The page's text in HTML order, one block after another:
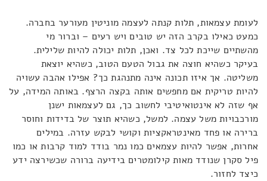
לעומת עצמאות, תלות קנתה לעצמה מוניטין מעורער בחברה.
כמעט כאילו בקרב הזה יש טובים ויש רעים – וברור מי
מהשתיים שייכת לכל צד. ואכן, תלות יכולה להיות שלילית.
בעיקר כשהיא חוצה את גבול הטעם הטוב, כשהיא יוצאת
משליטה. אך איזו תכונה אינה מתנהגת כך? אפילו אהבה עשויה
להיות טריקית אם מחפשים אותה בקצה הרצף. באותה המידה, על
אף שזה לא אינטואיטיבי לחשוב כך, גם לעצמאות ישנן
מורכבויות משל עצמה. למשל, כשהיא תוצר של בדידות וחוסר
ברירה או פחד מאינטראקציות וקושי לבקש עזרה. במילים
אחרות, אפשר להיות עצמאים כמו נמר בודד למוד קרבות או כמו
פיל סקרן שנודד מאות קילומטרים בידיעה ברורה שכשירצה ידע
כיצד לחזור.